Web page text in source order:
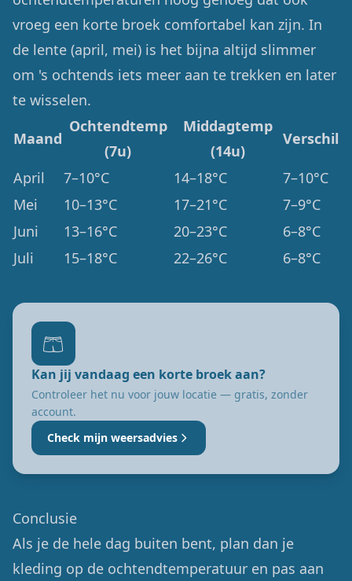
vroeg een korte broek comfortabel kan zijn. In
de lente (april, mei) is het bijna altijd slimmer
om 's ochtends iets meer aan te trekken en later
te wisselen.
Maand
Ochtendtemp
(7u)
Middagtemp
(14u)
Verschil
April 7–10°C 14–18°C
7–10°C
Mei
10–13°C 17–21°C
7–9°C
Juni
13–16°C 20–23°C
6–8°C
Juli
15–18°C 22–26°C 6–8°C
🩳
Kan jij vandaag een korte broek aan?
Controleer het nu voor jouw locatie — gratis, zonder
account.
Check mijn weersadvies
Conclusie
Als je de hele dag buiten bent, plan dan je
kleding op de ochtendtemperatuur en pas aan